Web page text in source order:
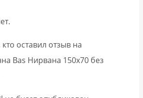
оставил отзыв на
Bas Нирвана 150х70 без